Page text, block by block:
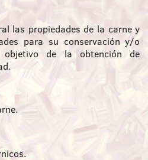
las propiedades de la carne y
para su conservación y/o
objetivo de la obtención de